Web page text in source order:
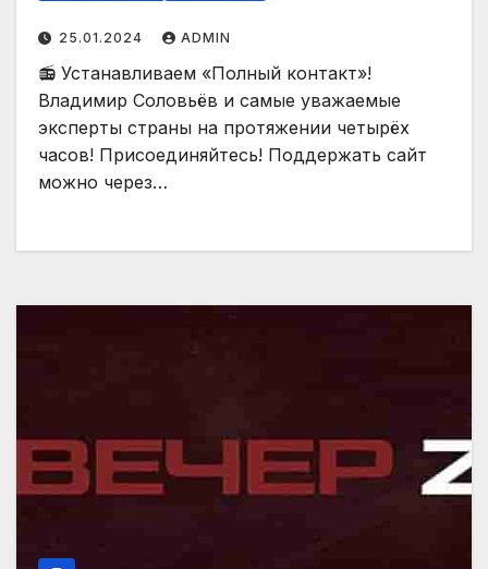
25.01.2024 ADMIN
📻 Устанавливаем «Полный контакт»!
Владимир Соловьёв и самые уважаемые
эксперты страны на протяжении четырёх
часов! Присоединяйтесь! Поддержать сайт
можно через…